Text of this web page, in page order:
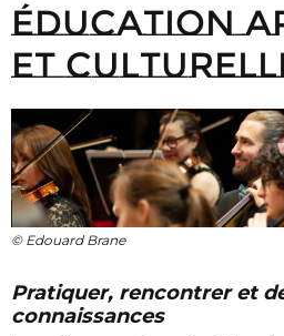
Éducation
et
© Edouard Brane
Pratiquer, rencontrer et
connaissances